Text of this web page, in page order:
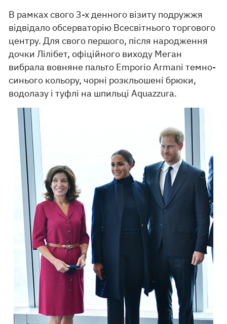
В рамках свого 3-х денного візиту подружжя
відвідало обсерваторію Всесвітнього торгового
центру. Для свого першого, після народження
дочки Лілібет, офіційного виходу Меган
вибрала вовняне пальто Emporio Armani темно-
синього кольору, чорні розкльошені брюки,
водолазу і туфлі на шпильці Aquazzura.